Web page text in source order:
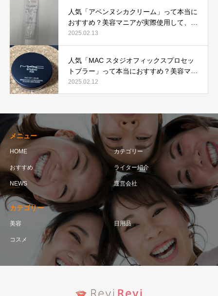
人気「アベンヌシカクリーム」って本当に
おすすめ？美容マニアが実際使用して、口
コミを検証！
2025.02.13
人気「MAC スタジオフィックスプロセッ
トブラー」って本当におすすめ？美容マニ
アが実際使用して口コミを検証！
2025.02.12
メニュー
HOME カテゴリー
おすすめ ライター紹介
NEWS 運営会社
カテゴリー
美容 日用品
コスメ